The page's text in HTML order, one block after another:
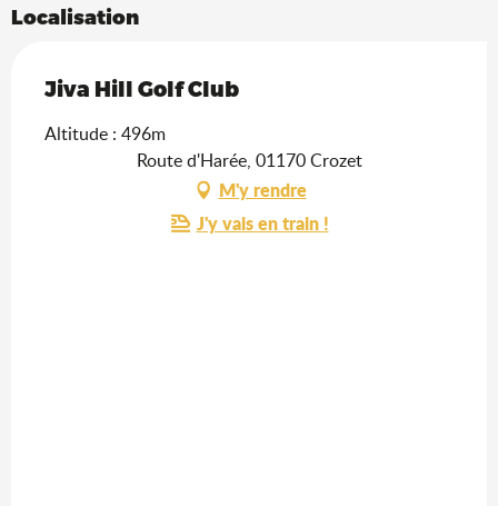
Localisation
Jiva Hill Golf Club
Altitude : 496m
Route d'Harée, 01170 Crozet
M'y rendre
J'y vais en train !